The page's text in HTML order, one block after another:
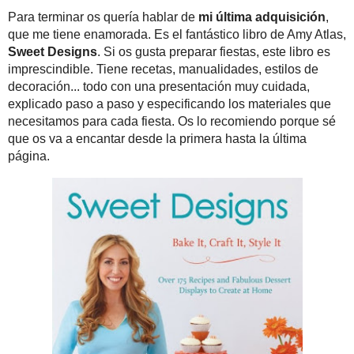
También tengo otros
los que saco algunas
Para terminar os
manualidades, estilos
encantar desde la